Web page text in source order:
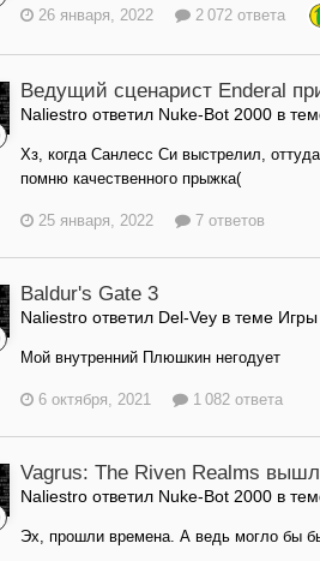
26 января, 2022 2 072 ответа
Ведущий сценарист Enderal
Naliestro ответил Nuke-Bot 2000 в
Хз, когда Санлесс Си выстрелил,
помню качественного прыжка(
25 января, 2022 7 ответов
Baldur's Gate 3
Naliestro ответил Del-Vey в теме
Мой внутренний Плюшкин негодует
6 октября, 2021 1 082 ответа
Vagrus: The Riven Realms
Naliestro ответил Nuke-Bot 2000 в
Эх, прошли времена. А ведь могло бы